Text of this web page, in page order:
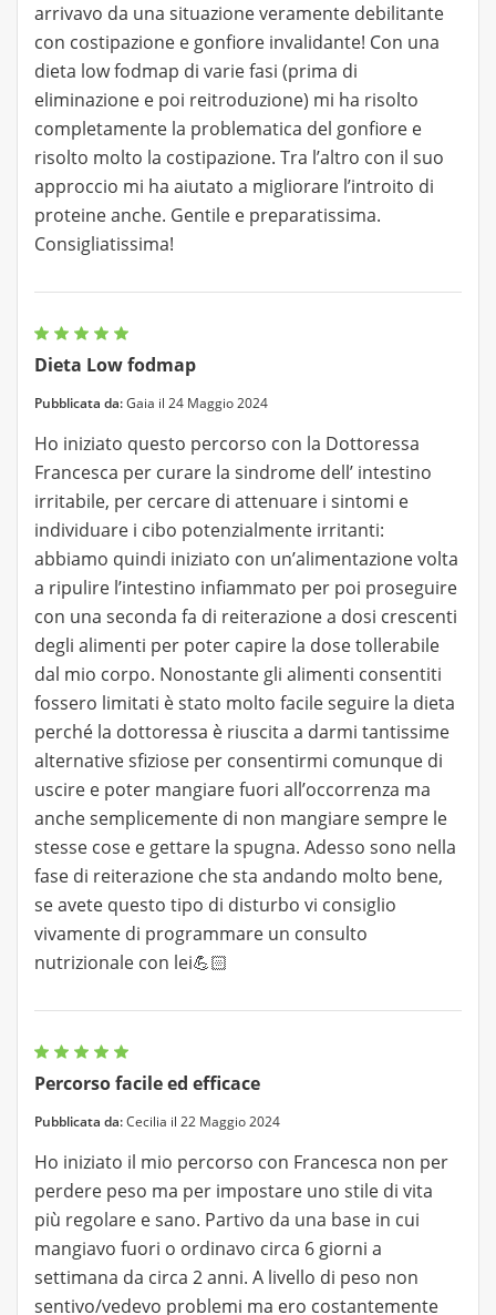
arrivavo da una situazione veramente debilitante
con costipazione e gonfiore invalidante! Con una
dieta low fodmap di varie fasi (prima di
eliminazione e poi reitroduzione) mi ha risolto
completamente la problematica del gonfiore e
risolto molto la costipazione. Tra l’altro con il suo
approccio mi ha aiutato a migliorare l’introito di
proteine anche. Gentile e preparatissima.
Consigliatissima!
Dieta Low fodmap
Pubblicata da:Gaia il 24 Maggio 2024
Ho iniziato questo percorso con la Dottoressa
Francesca per curare la sindrome dell’ intestino
irritabile, per cercare di attenuare i sintomi e
individuare i cibo potenzialmente irritanti:
abbiamo quindi iniziato con un’alimentazione volta
a ripulire l’intestino infiammato per poi proseguire
con una seconda fa di reiterazione a dosi crescenti
degli alimenti per poter capire la dose tollerabile
dal mio corpo. Nonostante gli alimenti consentiti
fossero limitati è stato molto facile seguire la dieta
perché la dottoressa è riuscita a darmi tantissime
alternative sfiziose per consentirmi comunque di
uscire e poter mangiare fuori all’occorrenza ma
anche semplicemente di non mangiare sempre le
stesse cose e gettare la spugna. Adesso sono nella
fase di reiterazione che sta andando molto bene,
se avete questo tipo di disturbo vi consiglio
vivamente di programmare un consulto
nutrizionale con lei💪🏻
Percorso facile ed efficace
Pubblicata da:Cecilia il 22 Maggio 2024
Ho iniziato il mio percorso con Francesca non per
perdere peso ma per impostare uno stile di vita
più regolare e sano. Partivo da una base in cui
mangiavo fuori o ordinavo circa 6 giorni a
settimana da circa 2 anni. A livello di peso non
sentivo/vedevo problemi ma ero costantemente